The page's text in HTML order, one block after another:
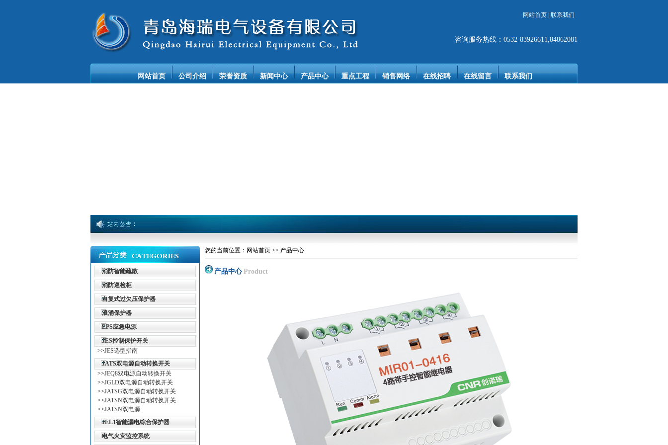
网站首页 联系我们
咨询服务热线：0532-83926611,84862081
网站首页 公司介绍 荣誉资质 新闻中心 产品中心 重点工程 销售网络 在线招聘 在线留言 联系我们
消防智能疏散
消防巡检柜
自复式过欠压保护器
浪涌保护器
EPS应急电源
JES控制保护开关
>>JES选型指南
JATS双电源自动转换开关
>>JEQ8双电源自动转换开关
>>JGLD双电源自动转换开关
>>JATSG双电源自动转换开关
>>JATSN双电源自动转换开关
>>JATSN双电源
JEL1智能漏电综合保护器
电气火灾监控系统
您的当前位置：网站首页 >> 产品中心
产品中心 Product